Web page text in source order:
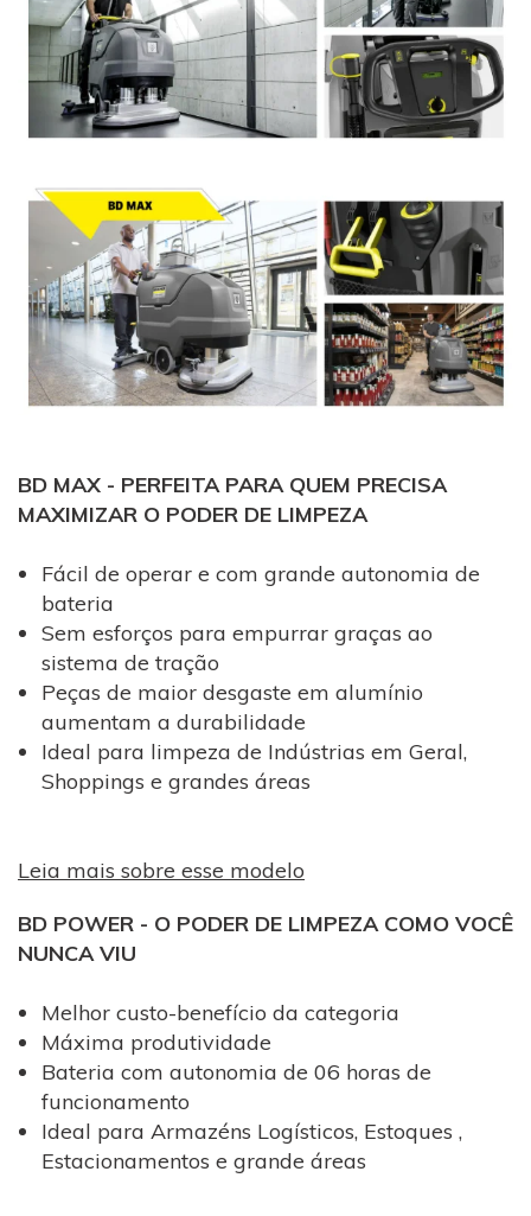
BD MAX - PERFEITA PARA QUEM PRECISA
MAXIMIZAR O PODER DE LIMPEZA
Fácil de operar e com grande autonomia de
bateria
Sem esforços para empurrar graças ao
sistema de tração
Peças de maior desgaste em alumínio
aumentam a durabilidade
Ideal para limpeza de Indústrias em Geral,
Shoppings e grandes áreas
Leia mais sobre esse modelo
BD POWER - O PODER DE LIMPEZA COMO VOCÊ
NUNCA VIU
Melhor custo-benefício da categoria
Máxima produtividade
Bateria com autonomia de 06 horas de
funcionamento
Ideal para Armazéns Logísticos, Estoques ,
Estacionamentos e grande áreas